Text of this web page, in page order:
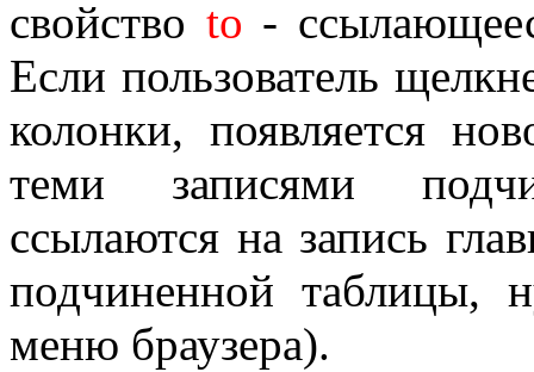
свойство to -
Если пользователь
колонки, появляется
теми записями
ссылаются на запись
подчиненной таблицы,
меню браузера).